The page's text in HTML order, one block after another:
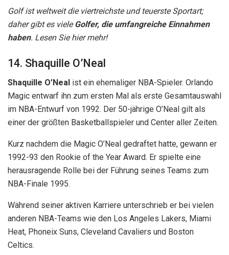
Golf ist weltweit die viertreichste und teuerste Sportart;
daher gibt es vieleGolfer, die umfangreiche Einnahmen
haben. Lesen Sie hier mehr!
14. Shaquille O’Neal
Shaquille O’Neal ist ein ehemaliger NBA-Spieler. Orlando
Magic entwarf ihn zum ersten Mal als erste Gesamtauswahl
im NBA-Entwurf von 1992. Der 50-jährige O’Neal gilt als
einer der größten Basketballspieler und Center aller Zeiten.
Kurz nachdem die Magic O’Neal gedraftet hatte, gewann er
1992-93 den Rookie of the Year Award. Er spielte eine
herausragende Rolle bei der Führung seines Teams zum
NBA-Finale 1995.
Während seiner aktiven Karriere unterschrieb er bei vielen
anderen NBA-Teams wie den Los Angeles Lakers, Miami
Heat, Phoneix Suns, Cleveland Cavaliers und Boston
Celtics.